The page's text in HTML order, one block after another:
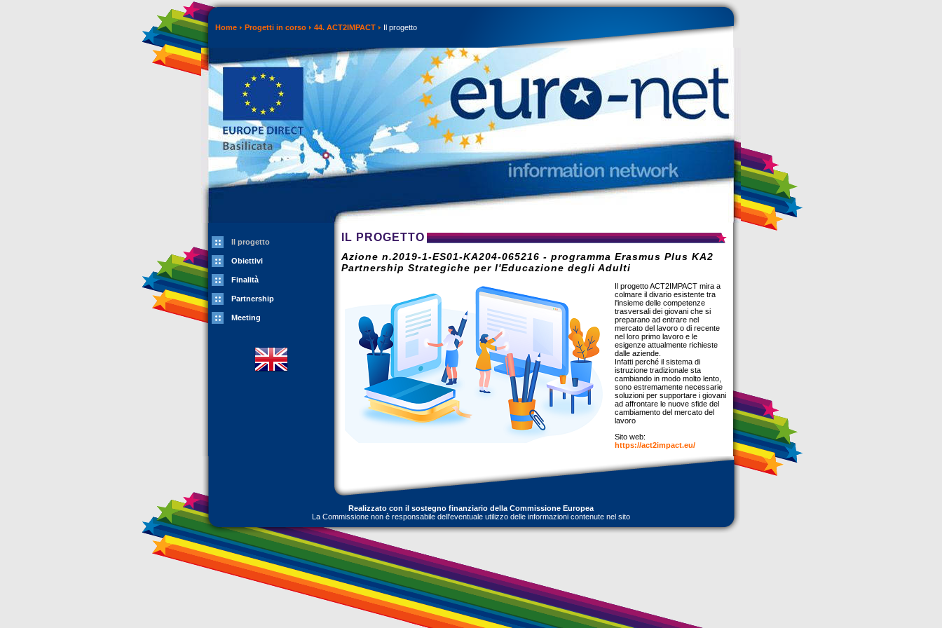
Home Progetti in corso 44. ACT2IMPACT Il progetto
Il progetto
Obiettivi
Finalità
Partnership
Meeting
IL PROGETTO
Azione n.2019-1-ES01-KA204-065216 - programma Erasmus Plus KA2
Partnership Strategiche per l'Educazione degli Adulti
Il progetto ACT2IMPACT mira a
colmare il divario esistente tra
l'insieme delle competenze
trasversali dei giovani che si
preparano ad entrare nel
mercato del lavoro o di recente
nel loro primo lavoro e le
esigenze attualmente richieste
dalle aziende.
Infatti perché il sistema di
istruzione tradizionale sta
cambiando in modo molto lento,
sono estremamente necessarie
soluzioni per supportare i giovani
ad affrontare le nuove sfide del
cambiamento del mercato del
lavoro
Sito web:
https://act2impact.eu/
Realizzato con il sostegno finanziario della Commissione Europea
La Commissione non è responsabile dell'eventuale utilizzo delle informazioni contenute nel sito